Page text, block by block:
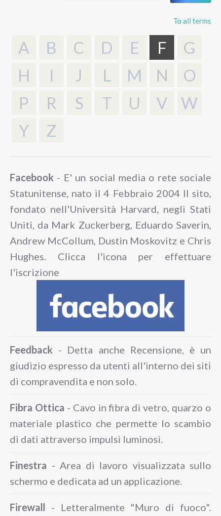
To all terms
A B C D E F
G
H
I J L M N
O
P
R S T U V
W
Y
Z
Facebook - E' un social media o rete sociale
Statunitense, nato il 4 Febbraio 2004 Il sito,
fondato nell'Università Harvard, negli Stati
Uniti, da Mark Zuckerberg, Eduardo Saverin,
Andrew McCollum, Dustin Moskovitz e Chris
Hughes. Clicca l'icona per effettuare
l'iscrizione
Feedback - Detta anche Recensione, è un
giudizio espresso da utenti all'interno dei siti
di compravendita e non solo.
Fibra Ottica - Cavo in fibra di vetro, quarzo o
materiale plastico che permette lo scambio
di dati attraverso impulsi luminosi.
Finestra - Area di lavoro visualizzata sullo
schermo e dedicata ad un applicazione.
Firewall - Letteralmente "Muro di fuoco".